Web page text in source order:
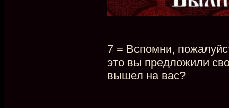
7 = Вспомни,
это вы предложили
вышел на вас?